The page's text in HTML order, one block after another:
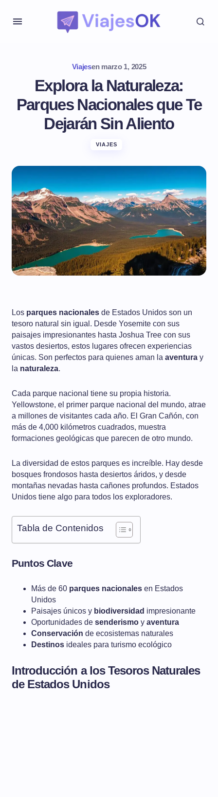
Viajesen marzo 1, 2025
Explora la Naturaleza:
Parques Nacionales que Te
Dejarán Sin Aliento
VIAJES
Los parques nacionales de Estados Unidos son un
tesoro natural sin igual. Desde Yosemite con sus
paisajes impresionantes hasta Joshua Tree con sus
vastos desiertos, estos lugares ofrecen experiencias
únicas. Son perfectos para quienes aman la aventura y
la naturaleza.
Cada parque nacional tiene su propia historia.
Yellowstone, el primer parque nacional del mundo, atrae
a millones de visitantes cada año. El Gran Cañón, con
más de 4,000 kilómetros cuadrados, muestra
formaciones geológicas que parecen de otro mundo.
La diversidad de estos parques es increíble. Hay desde
bosques frondosos hasta desiertos áridos, y desde
montañas nevadas hasta cañones profundos. Estados
Unidos tiene algo para todos los exploradores.
Tabla de Contenidos
Puntos Clave
Más de 60 parques nacionales en Estados
Unidos
Paisajes únicos y biodiversidad impresionante
Oportunidades de senderismo y aventura
Conservación de ecosistemas naturales
Destinos ideales para turismo ecológico
Introducción a los Tesoros Naturales
de Estados Unidos